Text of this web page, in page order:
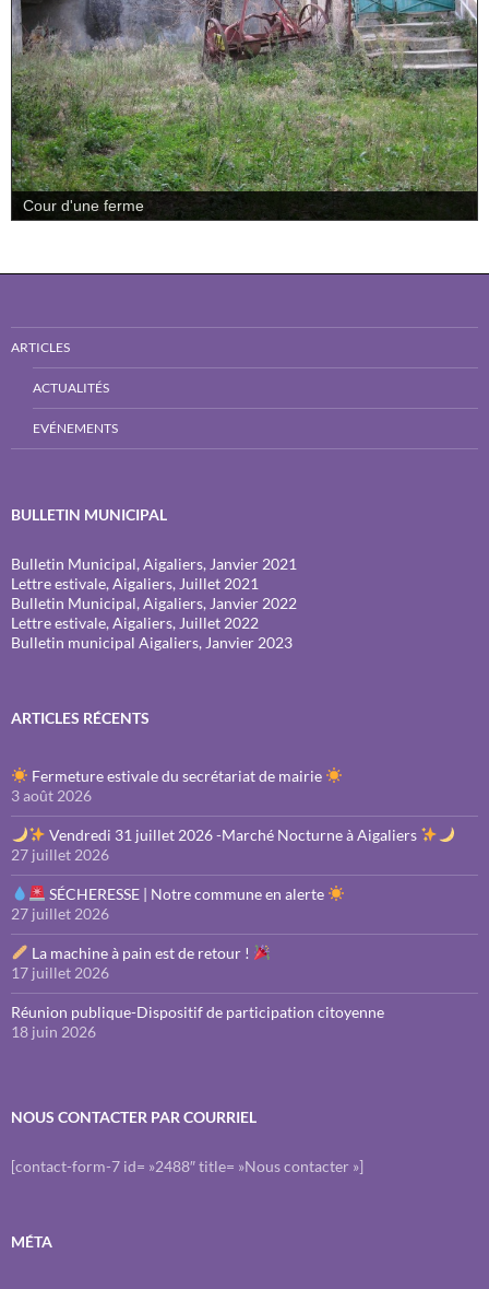
Cour d'une ferme
ARTICLES
ACTUALITÉS
EVÉNEMENTS
BULLETIN MUNICIPAL
Bulletin Municipal, Aigaliers, Janvier 2021
Lettre estivale, Aigaliers, Juillet 2021
Bulletin Municipal, Aigaliers, Janvier 2022
Lettre estivale, Aigaliers, Juillet 2022
Bulletin municipal Aigaliers, Janvier 2023
ARTICLES RÉCENTS
Fermeture estivale du secrétariat de mairie
3 août 2026
Vendredi 31 juillet 2026 -Marché Nocturne à Aigaliers
27 juillet 2026
SÉCHERESSE | Notre commune en alerte
27 juillet 2026
La machine à pain est de retour !
17 juillet 2026
Réunion publique-Dispositif de participation citoyenne
18 juin 2026
NOUS CONTACTER PAR COURRIEL
[contact-form-7 id= »2488″ title= »Nous contacter »]
MÉTA